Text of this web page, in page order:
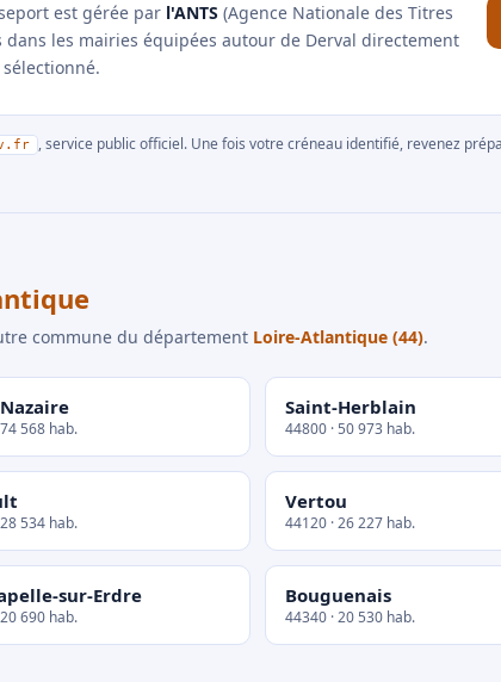
est gérée par l'ANTS (Agence Nationale des Titres
les mairies équipées autour de Derval directement
, service public officiel. Une fois votre créneau identifié, revenez
commune du département Loire-Atlantique (44).
568 hab.
Saint-Herblain
44800 · 50 973 hab.
534 hab.
Vertou
44120 · 26 227 hab.
sur-Erdre
690 hab.
Bouguenais
44340 · 20 530 hab.